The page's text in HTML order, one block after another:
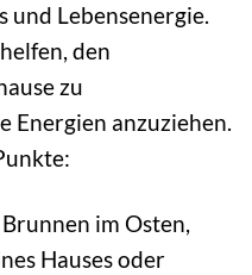
und Lebensenergie.
den
zu
Energien anzuziehen.
im Osten,
Hauses oder